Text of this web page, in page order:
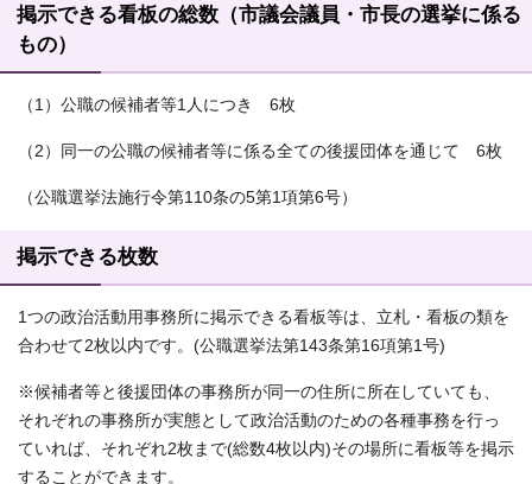
掲示できる看板の総数（市議会議員・市長の選挙に係る
もの）
（1）公職の候補者等1人につき 6枚
（2）同一の公職の候補者等に係る全ての後援団体を通じて 6枚
（公職選挙法施行令第110条の5第1項第6号）
掲示できる枚数
1つの政治活動用事務所に掲示できる看板等は、立札・看板の類を
合わせて2枚以内です。(公職選挙法第143条第16項第1号)
※候補者等と後援団体の事務所が同一の住所に所在していても、
それぞれの事務所が実態として政治活動のための各種事務を行っ
ていれば、それぞれ2枚まで(総数4枚以内)その場所に看板等を掲示
することができます。